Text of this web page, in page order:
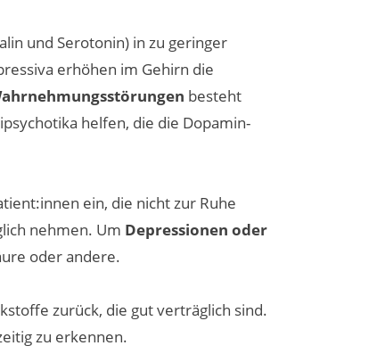
und Serotonin) in zu geringer
erhöhen im Gehirn die
besteht
helfen, die die Dopamin-
ein, die nicht zur Ruhe
nehmen. Um Depressionen oder
oder andere.
zurück, die gut verträglich sind.
zu erkennen.